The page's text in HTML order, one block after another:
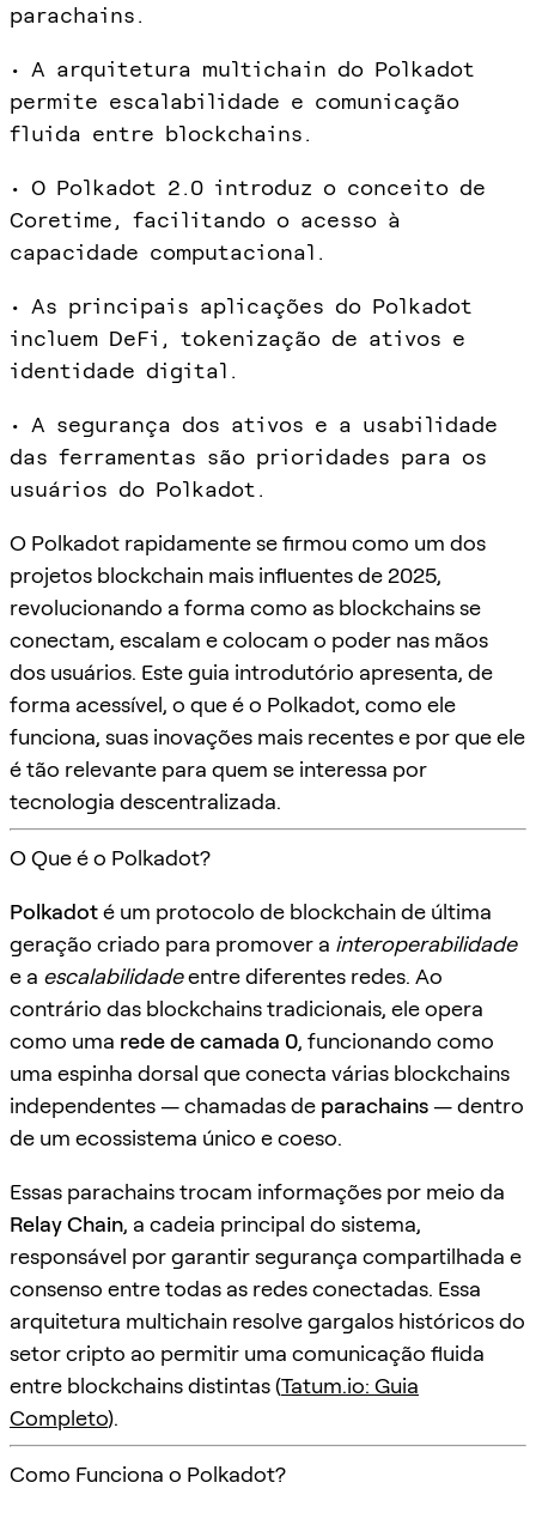
parachains.
• A arquitetura multichain do Polkadot
permite escalabilidade e comunicação
fluida entre blockchains.
• O Polkadot 2.0 introduz o conceito de
Coretime, facilitando o acesso à
capacidade computacional.
• As principais aplicações do Polkadot
incluem DeFi, tokenização de ativos e
identidade digital.
• A segurança dos ativos e a usabilidade
das ferramentas são prioridades para os
usuários do Polkadot.
O Polkadot rapidamente se firmou como um dos
projetos blockchain mais influentes de 2025,
revolucionando a forma como as blockchains se
conectam, escalam e colocam o poder nas mãos
dos usuários. Este guia introdutório apresenta, de
forma acessível, o que é o Polkadot, como ele
funciona, suas inovações mais recentes e por que ele
é tão relevante para quem se interessa por
tecnologia descentralizada.
O Que é o Polkadot?
Polkadoté um protocolo de blockchain de última
geração criado para promover a interoperabilidade
e a escalabilidadeentre diferentes redes. Ao
contrário das blockchains tradicionais, ele opera
como uma rede de camada 0, funcionando como
uma espinha dorsal que conecta várias blockchains
independentes — chamadas de parachains— dentro
de um ecossistema único e coeso.
Essas parachains trocam informações por meio da
Relay Chain, a cadeia principal do sistema,
responsável por garantir segurança compartilhada e
consenso entre todas as redes conectadas. Essa
arquitetura multichain resolve gargalos históricos do
setor cripto ao permitir uma comunicação fluida
entre blockchains distintas (Tatum.io: Guia
Completo).
Como Funciona o Polkadot?